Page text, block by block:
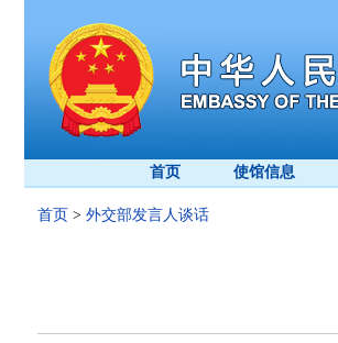
首页 使馆信息
首页 > 外交部发言人谈话